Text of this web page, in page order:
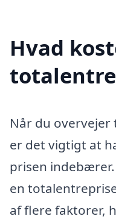
Hvad
Når du
er det vigtigt at
prisen
en
af flere faktorer,